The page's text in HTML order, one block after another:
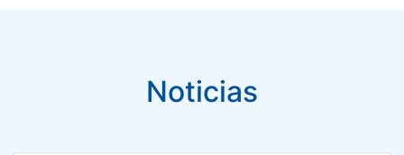
Noticias